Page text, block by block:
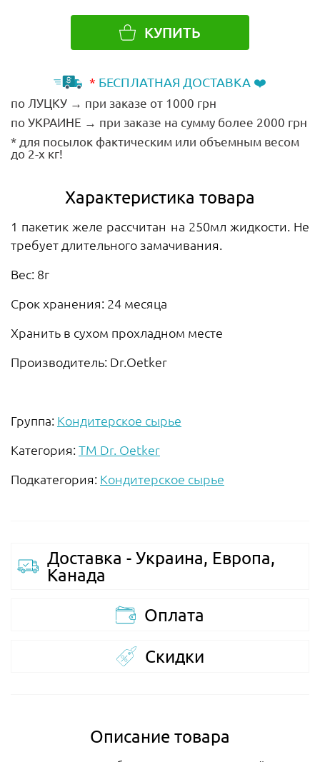
КУПИТЬ
* БЕСПЛАТНАЯ ДОСТАВКА ❤️
по ЛУЦКУ → при заказе от 1000 грн
по УКРАИНЕ → при заказе на сумму более 2000 грн
* для посылок фактическим или объемным весом
до 2-х кг!
Характеристика товара
1 пакетик желе рассчитан на 250мл жидкости. Не
требует длительного замачивания.
Вес: 8г
Срок хранения: 24 месяца
Хранить в сухом прохладном месте
Производитель: Dr.Oetker
Группа: Кондитерское сырье
Категория: ТМ Dr. Oetker
Подкатегория: Кондитерское сырье
Доставка - Украина, Европа,
Канада
Оплата
Скидки
Описание товара